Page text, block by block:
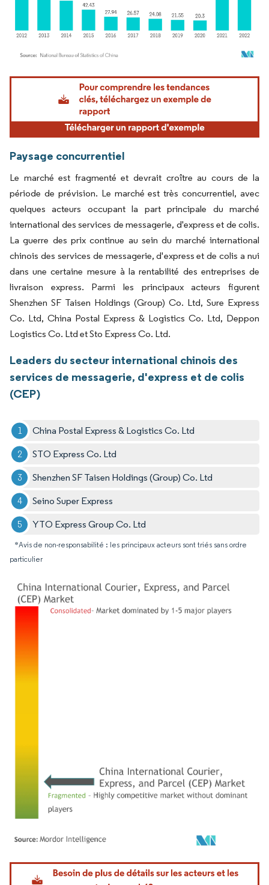
Image © Mordor Intelligence. La réutilisation nécessite une attribution sous CC BY
Paysage concurrentiel
Le marché est fragmenté et devrait croître au cours de la
période de prévision. Le marché est très concurrentiel, avec
quelques acteurs occupant la part principale du marché
international des services de messagerie, d'express et de colis.
La guerre des prix continue au sein du marché international
chinois des services de messagerie, d'express et de colis a nui
dans une certaine mesure à la rentabilité des entreprises de
livraison express. Parmi les principaux acteurs figurent
Shenzhen SF Taisen Holdings (Group) Co. Ltd, Sure Express
Co. Ltd, China Postal Express & Logistics Co. Ltd, Deppon
Logistics Co. Ltd et Sto Express Co. Ltd.
Leaders du secteur international chinois des
services de messagerie, d'express et de colis
(CEP)
China Postal Express & Logistics Co. Ltd
STO Express Co. Ltd
Shenzhen SF Taisen Holdings (Group) Co. Ltd
Seino Super Express
YTO Express Group Co. Ltd
*Avis de non-responsabilité : les principaux acteurs sont triés sans ordre
particulier
Image © Mordor Intelligence. La réutilisation nécessite une attribution sous CC BY